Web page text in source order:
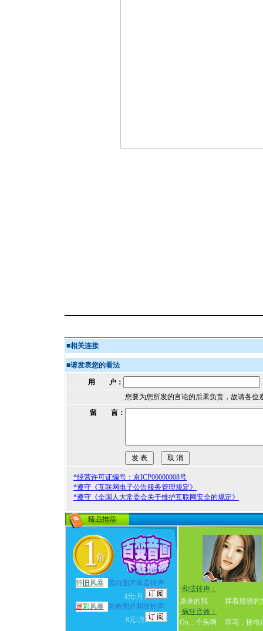
■相关连接
■请发表您的看法
用 户：
您要为您所发的言论的后果负责，故请各位
留 言：
*经营许可证编号：京ICP00000008号
*遵守《互联网电子公告服务管理规定》
*遵守《全国人大常委会关于维护互联网安全的规定》
怀旧 风暴
黑白图片单音铃声
4元/月
迷彩风暴 彩色图片和弦铃声
8元/月
·和弦铃声：
原来的我
挥着翅膀的
·疯狂音效：
On…个头啊
翠花，接